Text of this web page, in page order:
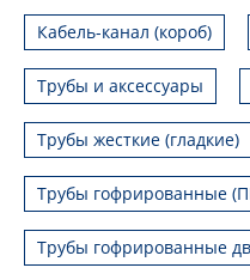
Кабель-канал (короб)
Трубы и аксессуары
Трубы жесткие (гладкие)
Трубы гофрированные
Трубы гофрированные